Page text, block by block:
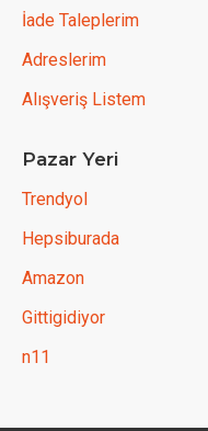
İade Taleplerim
Adreslerim
Alışveriş Listem
Pazar Yeri
Trendyol
Hepsiburada
Amazon
Gittigidiyor
n11